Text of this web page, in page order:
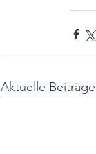
Aktuelle Beiträge